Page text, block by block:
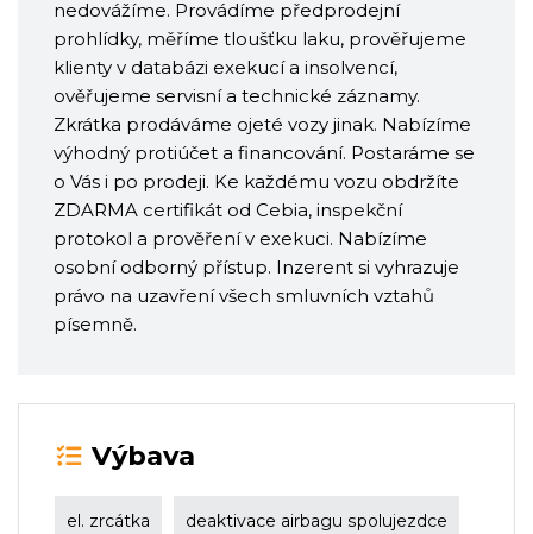
nedovážíme. Provádíme předprodejní
prohlídky, měříme tloušťku laku, prověřujeme
klienty v databázi exekucí a insolvencí,
ověřujeme servisní a technické záznamy.
Zkrátka prodáváme ojeté vozy jinak. Nabízíme
výhodný protiúčet a financování. Postaráme se
o Vás i po prodeji. Ke každému vozu obdržíte
ZDARMA certifikát od Cebia, inspekční
protokol a prověření v exekuci. Nabízíme
osobní odborný přístup. Inzerent si vyhrazuje
právo na uzavření všech smluvních vztahů
písemně.
Výbava
el. zrcátka deaktivace airbagu spolujezdce